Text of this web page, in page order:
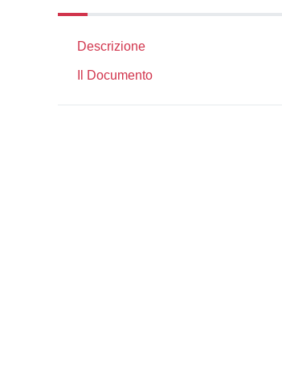
Descrizione
Il Documento